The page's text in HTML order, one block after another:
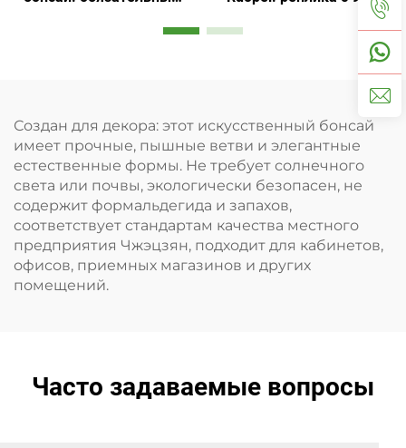
естественного шарма
Создан для декора: этот искусственный бонсай
имеет прочные, пышные ветви и элегантные
естественные формы. Не требует солнечного
света или почвы, экологически безопасен, не
содержит формальдегида и запахов,
соответствует стандартам качества местного
предприятия Чжэцзян, подходит для кабинетов,
офисов, приемных магазинов и других
помещений.
Часто задаваемые вопросы